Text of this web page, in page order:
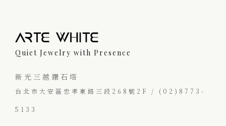
Quiet Jewelry with Presence
新光三越鑽石塔
台北市大安區忠孝東路三段268號2F / (02)8773-
5133